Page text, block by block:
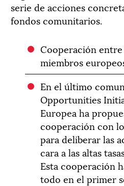
serie de acciones
fondos comunitarios.
Cooperación entre
miembros
En el último
Opportunities
Europea ha
cooperación con
para deliberar las
cara a las altas
Esta cooperación
todo en el primer